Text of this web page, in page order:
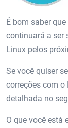
É bom saber
continuará a ser
Linux pelos
Se você quiser
correções com o
detalhada no
O que você está